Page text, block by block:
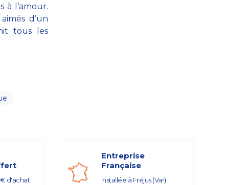
à l’amour.
d’un
tous les
d'achat
Entreprise
Française
installée à Fréjus (Var)